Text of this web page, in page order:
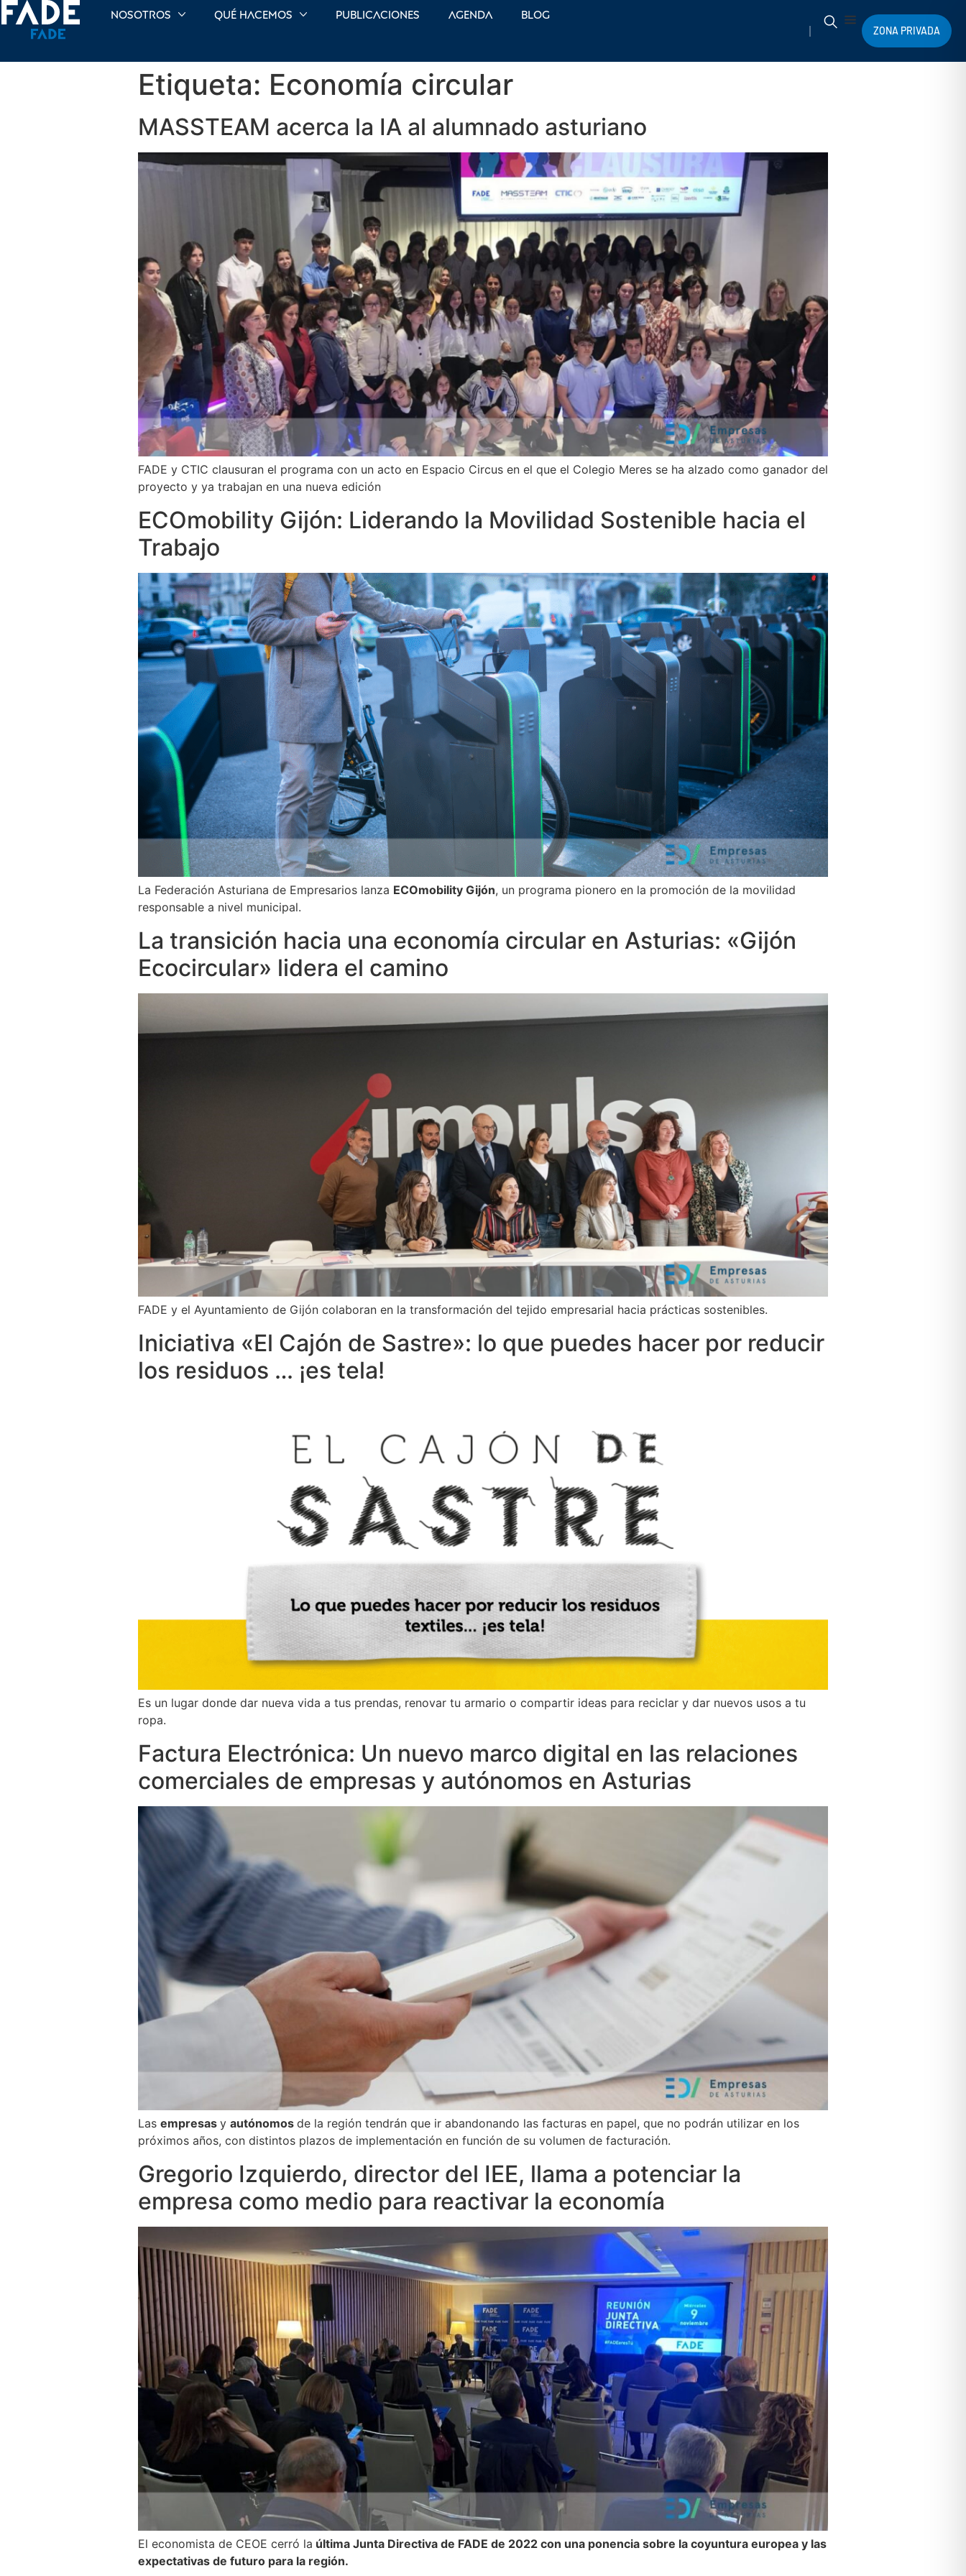
Nosotros Qué hacemos Publicaciones Agenda Blog
ZONA PRIVADA
Etiqueta: Economía circular
MASSTEAM acerca la IA al alumnado asturiano
FADE y CTIC clausuran el programa con un acto en Espacio Circus en el que el Colegio Meres se ha alzado como ganador del
proyecto y ya trabajan en una nueva edición
ECOmobility Gijón: Liderando la Movilidad Sostenible hacia el
Trabajo
La Federación Asturiana de Empresarios lanza ECOmobility Gijón, un programa pionero en la promoción de la movilidad
responsable a nivel municipal.
La transición hacia una economía circular en Asturias: «Gijón
Ecocircular» lidera el camino
FADE y el Ayuntamiento de Gijón colaboran en la transformación del tejido empresarial hacia prácticas sostenibles.
Iniciativa «El Cajón de Sastre»: lo que puedes hacer por reducir
los residuos … ¡es tela!
Es un lugar donde dar nueva vida a tus prendas, renovar tu armario o compartir ideas para reciclar y dar nuevos usos a tu
ropa.
Factura Electrónica: Un nuevo marco digital en las relaciones
comerciales de empresas y autónomos en Asturias
Las empresas y autónomos de la región tendrán que ir abandonando las facturas en papel, que no podrán utilizar en los
próximos años, con distintos plazos de implementación en función de su volumen de facturación.
Gregorio Izquierdo, director del IEE, llama a potenciar la
empresa como medio para reactivar la economía
El economista de CEOE cerró la última Junta Directiva de FADE de 2022 con una ponencia sobre la coyuntura europea y las
expectativas de futuro para la región.